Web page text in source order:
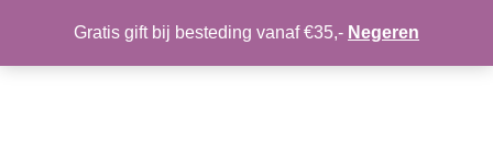
Toggle
MIJN ACCOUNT VERLANGLIJST
Gratis gift bij besteding vanaf €35,- Negeren